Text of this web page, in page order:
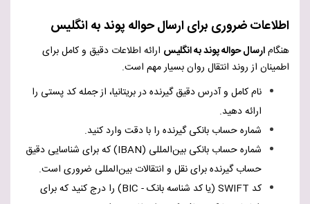
اطلاعات ضروری برای ارسال حواله پوند به انگلیس
هنگامارسال حواله پوند به انگلیس ارائه اطلاعات دقیق و کامل برای
اطمینان از روند انتقال روان بسیار مهم است.
نام کامل و آدرس دقیق گیرنده در بریتانیا، از جمله کد پستی را
ارائه دهید.
شماره حساب بانکی گیرنده را با دقت وارد کنید.
شماره حساب بانکی بین‌المللی (IBAN) که برای شناسایی دقیق
حساب گیرنده برای نقل و انتقالات بین‌المللی ضروری است.
کد SWIFT (یا کد شناسه بانک - BIC) را درج کنید که برای